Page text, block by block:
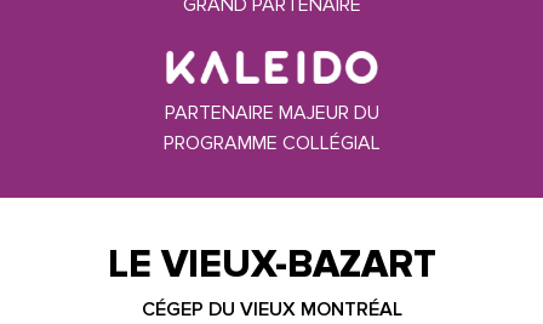
GRAND PARTENAIRE
PARTENAIRE MAJEUR DU
PROGRAMME COLLÉGIAL
LE VIEUX-BAZART
CÉGEP DU VIEUX MONTRÉAL